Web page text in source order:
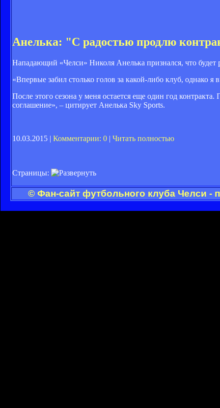
Анелька: "С радостью продлю
Нападающий «Челси» Николя Анелька признался, что
«Впервые забил столько голов за какой-либо клуб, однако
После этого сезона у меня остается еще один год
соглашение», – цитирует Анелька Sky Sports.
10.03.2015 | Комментарии: 0 | Читать полностью
Страницы:
© Фан-сайт футбольного клуба Челси -